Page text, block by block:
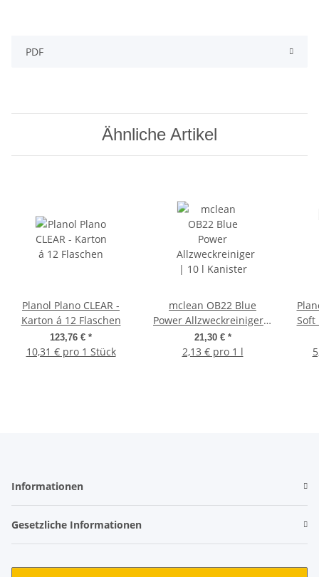
PDF
Ähnliche Artikel
Planol Plano CLEAR -
Karton á 12 Flaschen
123,76 € *
10,31 € pro 1 Stück
mclean OB22 Blue
Power Allzweckreiniger |
10 l Kanister
21,30 € *
2,13 € pro 1 l
Soft
Informationen
Gesetzliche Informationen